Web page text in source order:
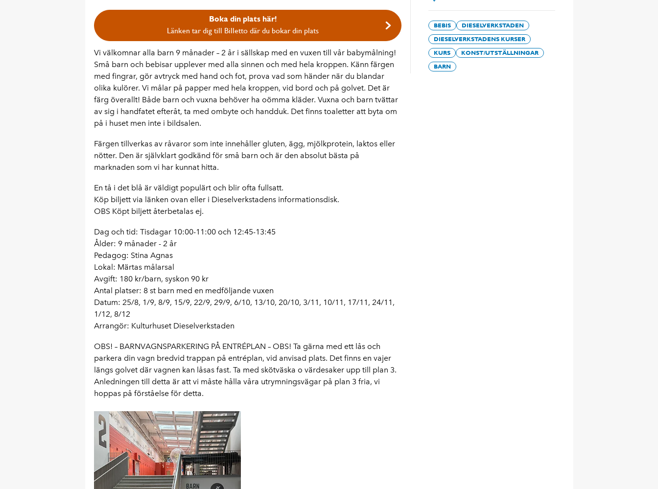
BEBIS
DIESELVERKSTADEN
DIESELVERKSTADENS KURSER
KURS
KONST/UTSTÄLLNINGAR
BARN
Boka din plats här!
Länken tar dig till Billetto där du bokar din plats
Vi välkomnar alla barn 9 månader – 2 år i sällskap med en vuxen till vår babymålning!
Små barn och bebisar upplever med alla sinnen och med hela kroppen. Känn färgen
med fingrar, gör avtryck med hand och fot, prova vad som händer när du blandar
olika kulörer. Vi målar på papper med hela kroppen, vid bord och på golvet. Det är
färg överallt! Både barn och vuxna behöver ha oömma kläder. Vuxna och barn tvättar
av sig i handfatet efteråt, ta med ombyte och handduk. Det finns toaletter att byta om
på i huset men inte i bildsalen.
Färgen tillverkas av råvaror som inte innehåller gluten, ägg, mjölkprotein, laktos eller
nötter. Den är självklart godkänd för små barn och är den absolut bästa på
marknaden som vi har kunnat hitta.
En tå i det blå är väldigt populärt och blir ofta fullsatt.
Köp biljett via länken ovan eller i Dieselverkstadens informationsdisk.
OBS Köpt biljett återbetalas ej.
Dag och tid: Tisdagar 10:00-11:00 och 12:45-13:45
Ålder: 9 månader - 2 år
Pedagog: Stina Agnas
Lokal: Märtas målarsal
Avgift: 180 kr/barn, syskon 90 kr
Antal platser: 8 st barn med en medföljande vuxen
Datum: 25/8, 1/9, 8/9, 15/9, 22/9, 29/9, 6/10, 13/10, 20/10, 3/11, 10/11, 17/11, 24/11,
1/12, 8/12
Arrangör: Kulturhuset Dieselverkstaden
OBS! – BARNVAGNSPARKERING PÅ ENTRÉPLAN – OBS! Ta gärna med ett lås och
parkera din vagn bredvid trappan på entréplan, vid anvisad plats. Det finns en vajer
längs golvet där vagnen kan låsas fast. Ta med skötväska o värdesaker upp till plan 3.
Anledningen till detta är att vi måste hålla våra utrymningsvägar på plan 3 fria, vi
hoppas på förståelse för detta.